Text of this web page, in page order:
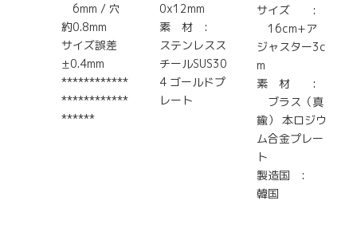
6mm / 穴
約0.8mm
サイズ誤差
±0.4mm
************
************
******
0x12mm
素 材 :
ステンレスス
チールSUS30
4 ゴールドプ
レート
サイズ :
16cm+ア
ジャスター3c
m
素 材 :
ブラス（真
鍮） 本ロジウ
ム合金プレー
ト
製造国 :
韓国